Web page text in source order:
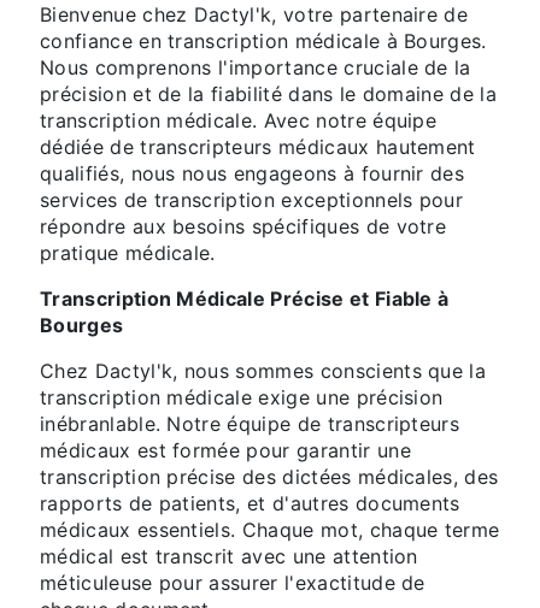
Bienvenue chez Dactyl'k, votre partenaire de
confiance en transcription médicale à Bourges.
Nous comprenons l'importance cruciale de la
précision et de la fiabilité dans le domaine de la
transcription médicale. Avec notre équipe
dédiée de transcripteurs médicaux hautement
qualifiés, nous nous engageons à fournir des
services de transcription exceptionnels pour
répondre aux besoins spécifiques de votre
pratique médicale.
Transcription Médicale Précise et Fiable à
Bourges
Chez Dactyl'k, nous sommes conscients que la
transcription médicale exige une précision
inébranlable. Notre équipe de transcripteurs
médicaux est formée pour garantir une
transcription précise des dictées médicales, des
rapports de patients, et d'autres documents
médicaux essentiels. Chaque mot, chaque terme
médical est transcrit avec une attention
méticuleuse pour assurer l'exactitude de